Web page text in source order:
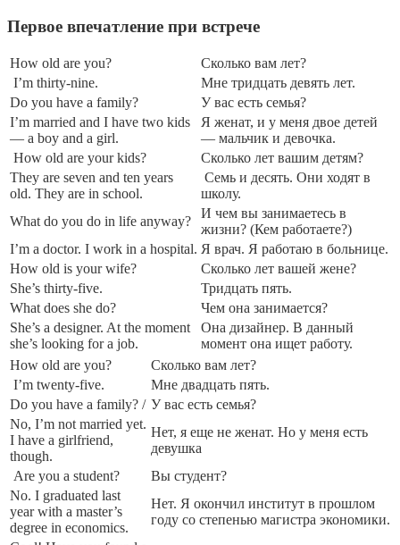
Первое впечатление при встрече
How old are you?
Сколько вам лет?
I’m thirty-nine.
Мне тридцать девять лет.
Do you have a family?
У вас есть семья?
I’m married and I have two kids
— a boy and a girl.
Я женат, и у меня двое детей
— мальчик и девочка.
How old are your kids?
Сколько лет вашим детям?
They are seven and ten years
old. They are in school.
Семь и десять. Они ходят в
школу.
What do you do in life anyway?
И чем вы занимаетесь в
жизни? (Кем работаете?)
I’m a doctor. I work in a hospital. Я врач. Я работаю в больнице.
How old is your wife?
Сколько лет вашей жене?
She’s thirty-five.
Тридцать пять.
What does she do?
Чем она занимается?
She’s a designer. At the moment
she’s looking for a job.
Она дизайнер. В данный
момент она ищет работу.
How old are you?
Сколько вам лет?
I’m twenty-five.
Мне двадцать пять.
Do you have a family? / У вас есть семья?
No, I’m not married yet.
I have a girlfriend,
though.
Нет, я еще не женат. Но у меня есть
девушка
Are you a student?
Вы студент?
No. I graduated last
year with a master’s
degree in economics.
Нет. Я окончил институт в прошлом
году со степенью магистра экономики.